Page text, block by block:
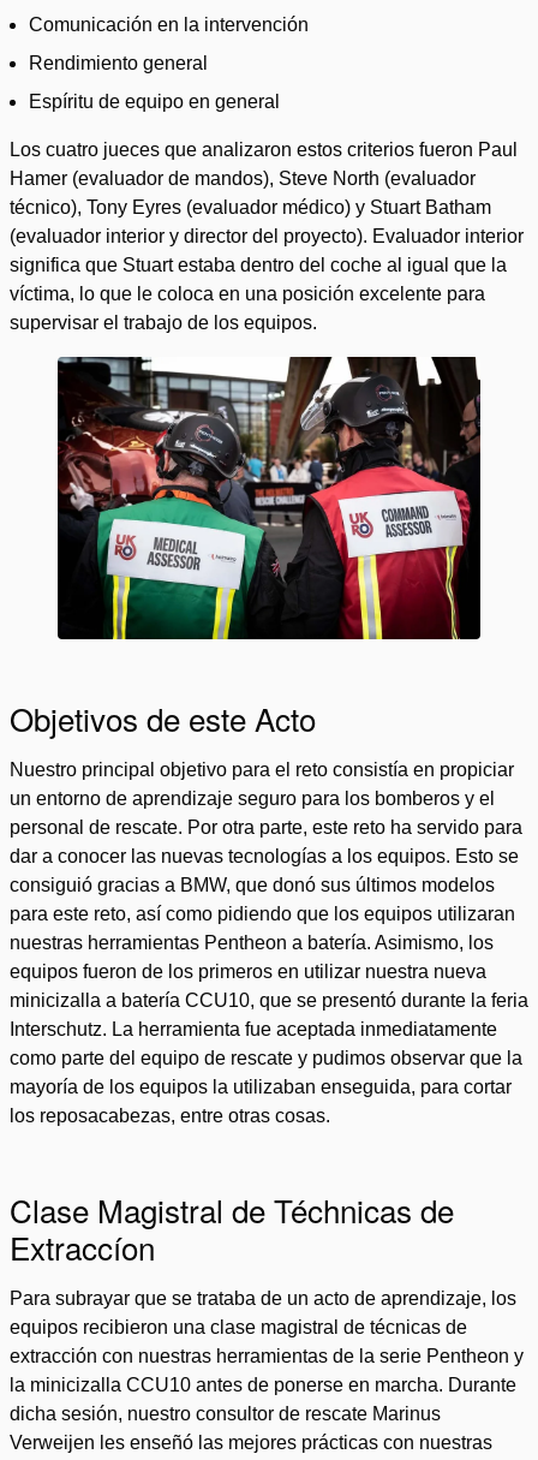
Comunicación en la intervención
Rendimiento general
Espíritu de equipo en general
Los cuatro jueces que analizaron estos criterios fueron Paul
Hamer (evaluador de mandos), Steve North (evaluador
técnico), Tony Eyres (evaluador médico) y Stuart Batham
(evaluador interior y director del proyecto). Evaluador interior
significa que Stuart estaba dentro del coche al igual que la
víctima, lo que le coloca en una posición excelente para
supervisar el trabajo de los equipos.
Objetivos de este Acto
Nuestro principal objetivo para el reto consistía en propiciar
un entorno de aprendizaje seguro para los bomberos y el
personal de rescate. Por otra parte, este reto ha servido para
dar a conocer las nuevas tecnologías a los equipos. Esto se
consiguió gracias a BMW, que donó sus últimos modelos
para este reto, así como pidiendo que los equipos utilizaran
nuestras herramientas Pentheon a batería. Asimismo, los
equipos fueron de los primeros en utilizar nuestra nueva
minicizalla a batería CCU10, que se presentó durante la feria
Interschutz. La herramienta fue aceptada inmediatamente
como parte del equipo de rescate y pudimos observar que la
mayoría de los equipos la utilizaban enseguida, para cortar
los reposacabezas, entre otras cosas.
Clase Magistral de Téchnicas de
Extraccíon
Para subrayar que se trataba de un acto de aprendizaje, los
equipos recibieron una clase magistral de técnicas de
extracción con nuestras herramientas de la serie Pentheon y
la minicizalla CCU10 antes de ponerse en marcha. Durante
dicha sesión, nuestro consultor de rescate Marinus
Verweijen les enseñó las mejores prácticas con nuestras